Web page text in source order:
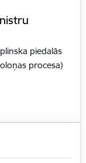
piedalās
procesa)